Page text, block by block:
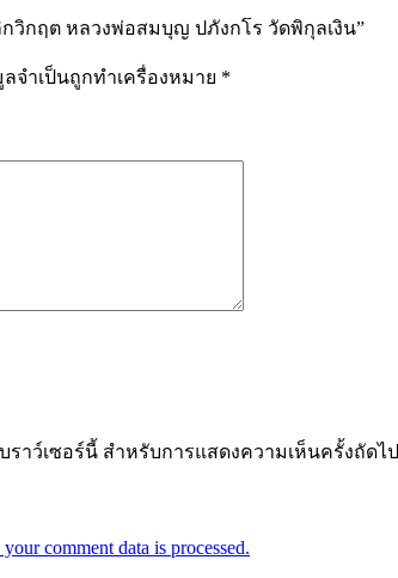
กฤต หลวงพ่อสมบุญ ปภังกโร วัดพิกุลเงิน”
จำเป็นถูกทำเครื่องหมาย *
าว์เซอร์นี้ สำหรับการแสดงความเห็นครั้งถัดไป
comment data is processed.